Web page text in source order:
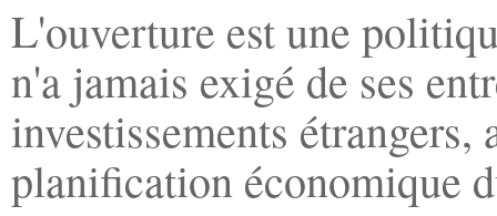
L'ouverture est une
n'a jamais exigé de ses
investissements
planification économique